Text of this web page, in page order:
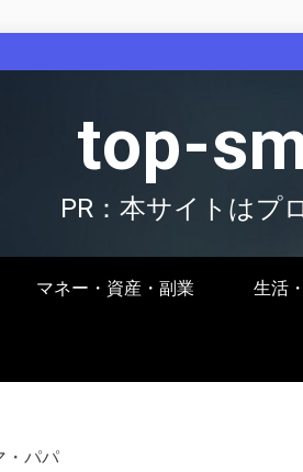
top-
PR：本サイトはプ
マネー・資産・副業 生活
・パパ